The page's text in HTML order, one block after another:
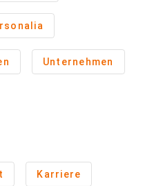
Unternehmen
Karriere